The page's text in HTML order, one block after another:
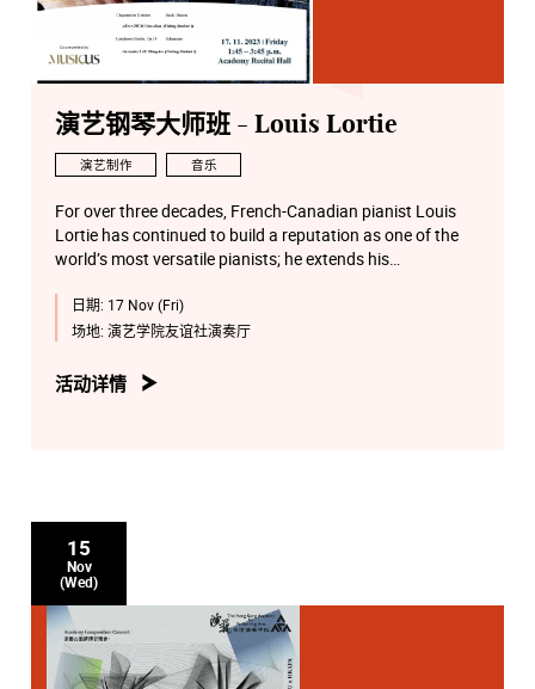
演艺钢琴大师班 - Louis Lortie
演艺制作 音乐
For over three decades, French-Canadian pianist Louis
Lortie has continued to build a reputation as one of the
world’s most versatile pianists; he extends his
repertoire, and his performances and award-winning
recordings attest to his remarkable musical range.
日期: 17 Nov (Fri)
场地: 演艺学院友谊社演奏厅
活动详情
15
Nov
(Wed)